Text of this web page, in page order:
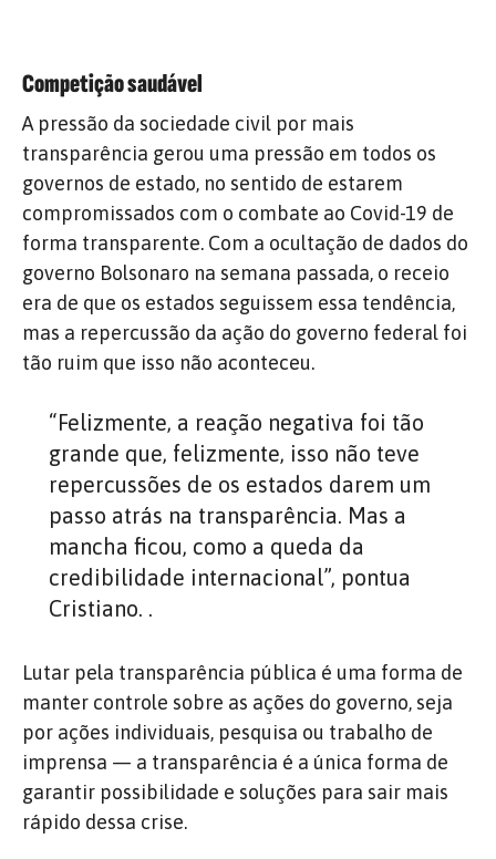
Competição saudável
A pressão da sociedade civil por mais
transparência gerou uma pressão em todos os
governos de estado, no sentido de estarem
compromissados com o combate ao Covid-19 de
forma transparente. Com a ocultação de dados do
governo Bolsonaro na semana passada, o receio
era de que os estados seguissem essa tendência,
mas a repercussão da ação do governo federal foi
tão ruim que isso não aconteceu.
“Felizmente, a reação negativa foi tão
grande que, felizmente, isso não teve
repercussões de os estados darem um
passo atrás na transparência. Mas a
mancha ficou, como a queda da
credibilidade internacional”, pontua
Cristiano. .
Lutar pela transparência pública é uma forma de
manter controle sobre as ações do governo, seja
por ações individuais, pesquisa ou trabalho de
imprensa — a transparência é a única forma de
garantir possibilidade e soluções para sair mais
rápido dessa crise.